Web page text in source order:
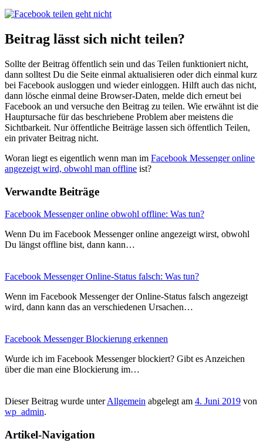
Beitrag lässt sich nicht teilen?
Sollte der Beitrag öffentlich sein und das Teilen funktioniert nicht,
dann solltest Du die Seite einmal aktualisieren oder dich einmal kurz
bei Facebook ausloggen und wieder einloggen. Hilft auch das nicht,
dann lösche einmal deine Browser-Daten, melde dich erneut bei
Facebook an und versuche den Beitrag zu teilen. Wie erwähnt ist die
Hauptursache für das beschriebene Problem aber meistens die
Sichtbarkeit. Nur öffentliche Beiträge lassen sich öffentlich Teilen,
ein privater Beitrag nicht.
Woran liegt es eigentlich wenn man im Facebook Messenger online
angezeigt wird, obwohl man offline ist?
Verwandte Beiträge
Facebook Messenger online obwohl offline: Was tun?
Wenn Du im Facebook Messenger online angezeigt wirst, obwohl
Du längst offline bist, dann kann…
Facebook Messenger Online-Status falsch: Was tun?
Wenn im Facebook Messenger der Online-Status falsch angezeigt
wird, dann kann das an verschiedenen Ursachen…
Facebook Messenger Blockierung erkennen
Wurde ich im Facebook Messenger blockiert? Gibt es Anzeichen
über die man eine Blockierung im…
Dieser Beitrag wurde unterAllgemein abgelegt am 4. Juni 2019 von
wp_admin.
Artikel-Navigation